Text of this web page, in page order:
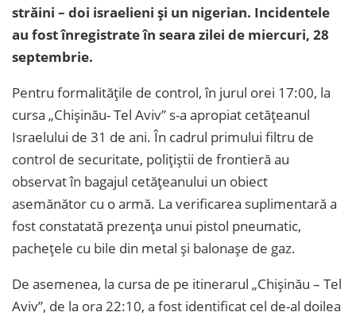
străini – doi israelieni și un nigerian. Incidentele
au fost înregistrate în seara zilei de miercuri, 28
septembrie.
Pentru formalitățile de control, în jurul orei 17:00, la
cursa „Chișinău- Tel Aviv” s-a apropiat cetățeanul
Israelului de 31 de ani. În cadrul primului filtru de
control de securitate, polițiștii de frontieră au
observat în bagajul cetățeanului un obiect
asemănător cu o armă. La verificarea suplimentară a
fost constatată prezența unui pistol pneumatic,
pachețele cu bile din metal și balonașe de gaz.
De asemenea, la cursa de pe itinerarul „Chișinău – Tel
Aviv”, de la ora 22:10, a fost identificat cel de-al doilea